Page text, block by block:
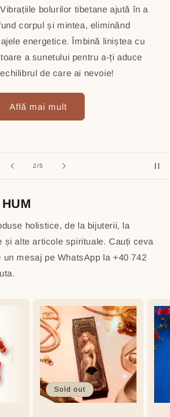
2/of
5
bolurilor tibetane ajută în a
corpul și mintea, eliminând
energetice. Îmbină liniștea cu
a sunetului pentru a-ți aduce
de care ai nevoie!
Află mai mult
holistice, de la bijuterii, la
și alte articole spirituale. Cauți ceva
un mesaj pe WhatsApp la+40 742
Sold out